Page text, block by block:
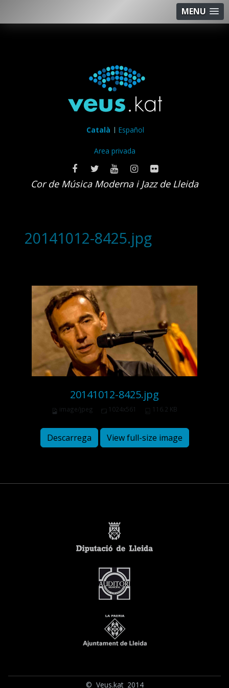
MENU
Català Español
Area privada
Cor de Música Moderna i Jazz de Lleida
20141012-8425.jpg
20141012-8425.jpg
image/jpeg 1024x561 116.2 KB
Descarrega View full-size image
© Veus.kat 2014